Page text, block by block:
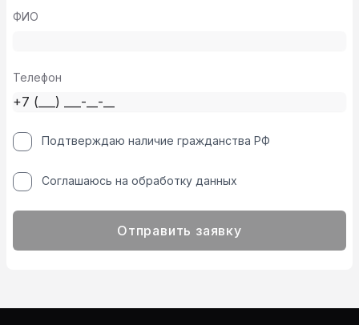
ФИО
Телефон
Подтверждаю наличие гражданства РФ
Соглашаюсь на обработку данных
Отправить заявку